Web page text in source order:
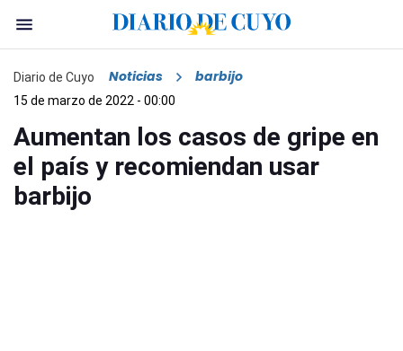
Diario de Cuyo Noticias barbijo
15 de marzo de 2022 - 00:00
Aumentan los casos de gripe en
el país y recomiendan usar
barbijo